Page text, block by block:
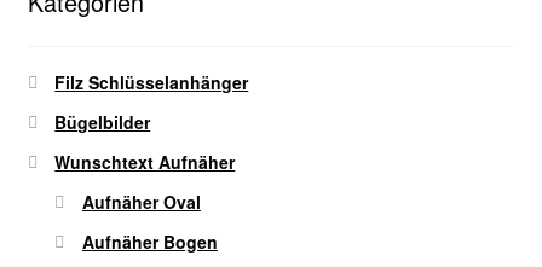
Filz Schlüsselanhänger
Bügelbilder
Wunschtext Aufnäher
Aufnäher Oval
Aufnäher Bogen